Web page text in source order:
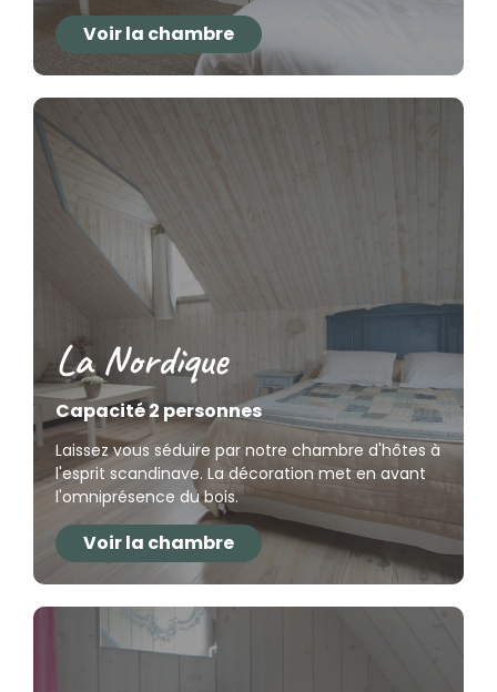
Voir la chambre
La Nordique
Capacité 2 personnes
Laissez vous séduire par notre chambre d'hôtes à
l'esprit scandinave. La décoration met en avant
l'omniprésence du bois.
Voir la chambre